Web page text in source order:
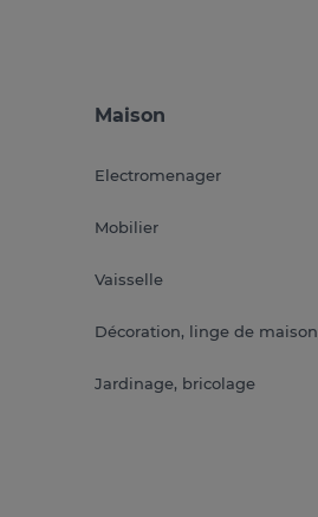
Maison
Electromenager
Mobilier
Vaisselle
Décoration, linge de maison
Jardinage, bricolage